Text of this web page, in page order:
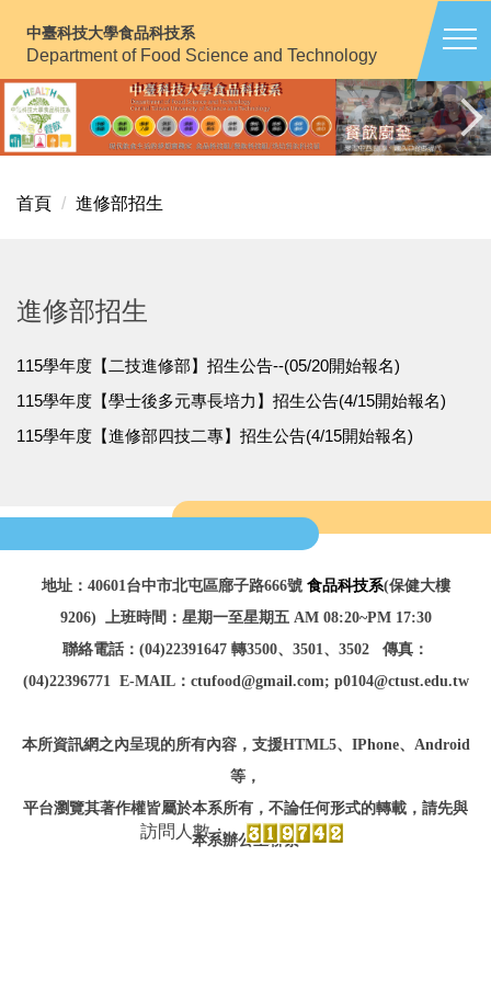
要
內
容
中臺科技大學食品科技系
Department of Food Science and Technology
首頁 進修部招生
進修部招生
115學年度【二技進修部】招生公告--(05/20開始報名)
115學年度【學士後多元專長培力】招生公告(4/15開始報名)
115學年度【進修部四技二專】招生公告(4/15開始報名)
地址：40601台中市北屯區廍子路666號 食品科技系(保健大樓
9206)
上班時間：星期一至星期五 AM 08:20~PM 17:30
聯絡電話：(04)22391647 轉3500、3501、3502 傳真：
(04)22396771 E-MAIL：ctufood@gmail.com; p0104@ctust.edu.tw
本所資訊網之內呈現的所有內容， 支援HTML5、IPhone、Android
等 ，
平台瀏覽其著作權皆屬於本系所有，不論任何形式的轉載，請先與
本系辦公室聯繫